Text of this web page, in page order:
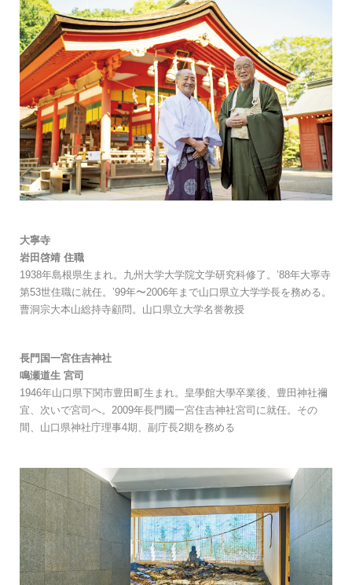
大寧寺
岩田啓靖 住職
1938年島根県生まれ。九州大学大学院文学研究科修了。’88年大寧寺
第53世住職に就任。’99年〜2006年まで山口県立大学学長を務める。
曹洞宗大本山総持寺顧問。山口県立大学名誉教授
長門国一宮住吉神社
鳴瀬道生 宮司
1946年山口県下関市豊田町生まれ。皇學館大學卒業後、豊田神社禰
宜、次いで宮司へ。2009年長門國一宮住吉神社宮司に就任。その
間、山口県神社庁理事4期、副庁長2期を務める